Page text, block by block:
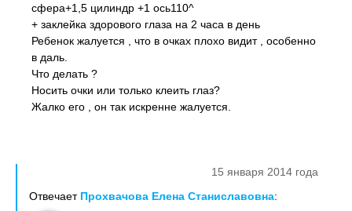
сфера+1,5 цилиндр +1 ось110^
+ заклейка здорового глаза на 2 часа в день
Ребенок жалуется , что в очках плохо видит , особенно
в даль.
Что делать ?
Носить очки или только клеить глаз?
Жалко его , он так искренне жалуется.
15 января 2014 года
Отвечает Прохвачова Елена Станиславовна: